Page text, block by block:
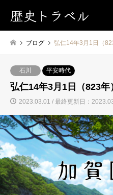
歴史トラベル
ブログ 弘仁14年3月1日（
石川 平安時代
弘仁14年3月1日（823
2023.03.01 / 最終更新日：